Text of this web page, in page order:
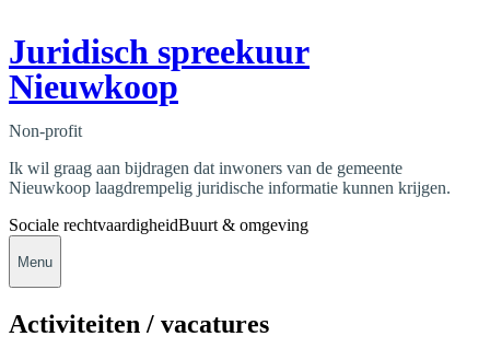
Juridisch spreekuur
Nieuwkoop
Non-profit
Ik wil graag aan bijdragen dat inwoners van de gemeente
Nieuwkoop laagdrempelig juridische informatie kunnen krijgen.
Sociale rechtvaardigheidBuurt & omgeving
Menu
Activiteiten / vacatures